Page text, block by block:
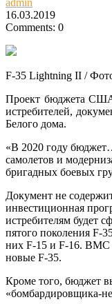
16.03.2019
Comments: 0
F-35 Lightning II /
Проект бюджета США
истребителей,
Белого дома.
«В 2020 году
самолетов и
бригадных боевых
Документ не
инвестиционная
истребителям будет
пятого поколения F-
них F-15 и F-16. ВМС
новые F-35.
Кроме того, бюджет
«бомбардировщика-